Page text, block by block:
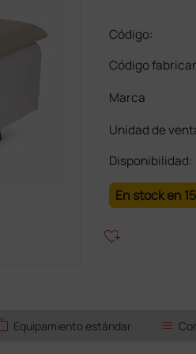
Código:
Código
Marca
Unidad de
Disponibilidad:
En stock en
heart_plus
Equipamiento estándar list